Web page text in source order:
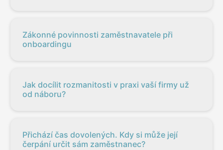
Zákonné povinnosti zaměstnavatele při
onboardingu
Jak docílit rozmanitosti v praxi vaší firmy už
od náboru?
Přichází čas dovolených. Kdy si může její
čerpání určit sám zaměstnanec?